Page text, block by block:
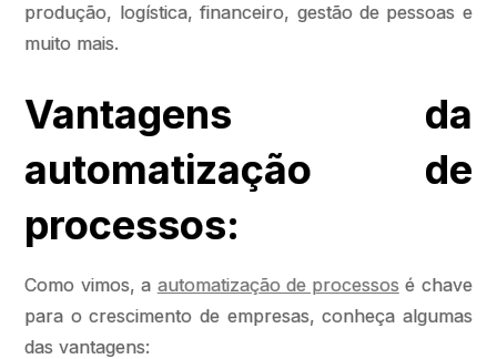
produção, logística, financeiro, gestão de pessoas e
muito mais.
Vantagens da
automatização de
processos:
Como vimos, a automatização de processosé chave
para o crescimento de empresas, conheça algumas
das vantagens: